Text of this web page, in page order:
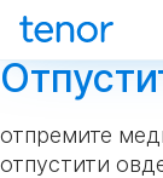
отпремите
отпустити